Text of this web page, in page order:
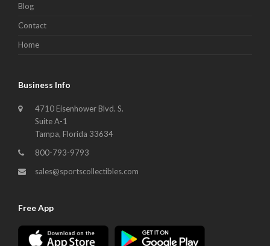
Blog
Contact
Home
Business Info
4710 Eisenhower Blvd. S.
Suite A-1
Tampa, Florida 33634
800-793-9793
sales@sportscollectibles.com
Free App